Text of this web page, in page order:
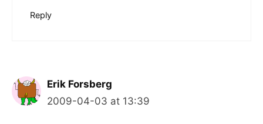
Reply
Erik Forsberg
2009-04-03 at 13:39